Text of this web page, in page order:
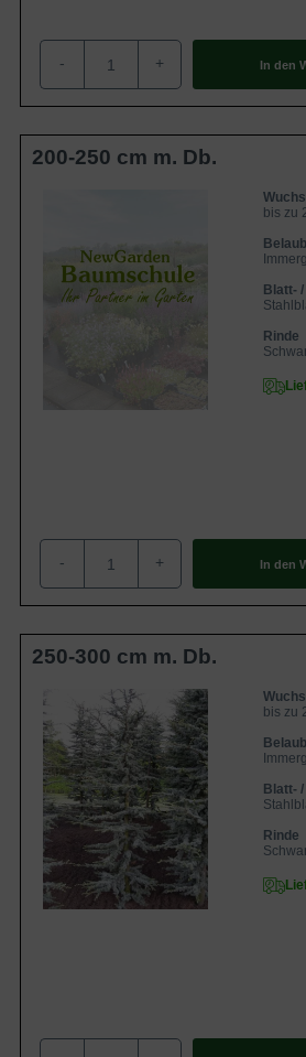
- + In den
200-250 cm m. Db.
bis zu
Blatt-
Rinde
- + In den
250-300 cm m. Db.
bis zu
Blatt-
Rinde